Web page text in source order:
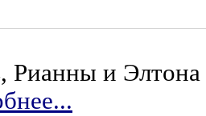
Рианны и